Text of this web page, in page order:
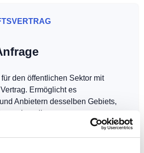
den öffentlichen Sektor mit
Ermöglicht es
Anbietern desselben Gebiets,
zu betreiben.